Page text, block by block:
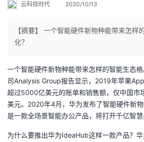
人
主
我
的
云科技时代 2020/10/13
【摘要】 一个智能硬件新物种能带来怎样
化？
一个智能硬件新物种能带来怎样的智能生态
司Analysis Group报告显示，2019年苹果
超过5000亿美元的账单和销售额，仅中国市
美元。2020年4月，华为发布了智能硬件新
是一款全场景智能办公产品，将打开千亿智慧
为什么要推出华为IdeaHub这样一款产品？